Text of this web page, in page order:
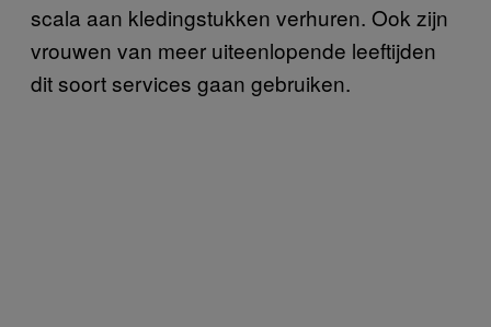
scala aan kledingstukken verhuren. Ook zijn
vrouwen van meer uiteenlopende leeftijden
dit soort services gaan gebruiken.